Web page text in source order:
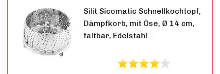
Silit Sicomatic Schnellkochtopf,
Dämpfkorb, mit Öse, Ø 14 cm,
faltbar, Edelstahl…